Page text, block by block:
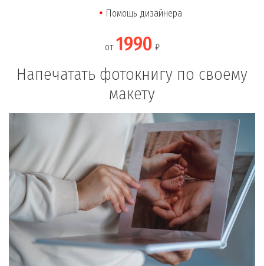
Помощь дизайнера
от 1990 ₽
Напечатать фотокнигу по своему
макету